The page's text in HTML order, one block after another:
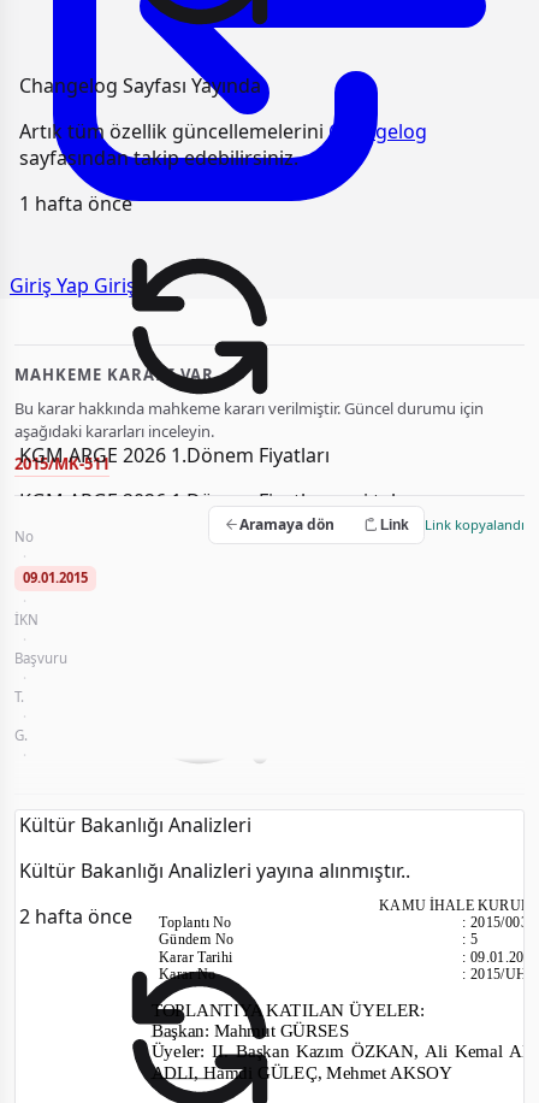
Changelog Sayfası Yayında
Artık tüm özellik güncellemeleriniChangelog
sayfasından takip edebilirsiniz.
1 hafta önce
KGM ARGE 2026 1.Dönem Fiyatları
KGM ARGE 2026 1.Dönem Fiyatları veri tabanına
yüklendi.
2 hafta önce
Kültür Bakanlığı Analizleri
Kültür Bakanlığı Analizleri yayına alınmıştır..
2 hafta önce
Giriş Yap Giriş
MAHKEME KARARI VAR
Bu karar hakkında mahkeme kararı verilmiştir. Güncel durumu için
aşağıdaki kararları inceleyin.
2015/MK-511
Buca Belediye Sınırlarında Yeralan Çöplerin Toplanması,
No
·
09.01.2015
·
İKN
·
Başvuru
·
T.
·
G.
·
Aramaya dön Link Link kopyalandı
KAMU İHALE
ToplantıNo
Gündem No
Karar Tarihi
Karar No
:2015/003
:5
:
:2015/
TOPLANTIYA KATILAN ÜYELER:
Başkan: Mahmut GÜRSES
Üyeler: II. Başkan Kazım ÖZKAN, Ali Kemal
ADLI, Hamdi GÜLEÇ, Mehmet AKSOY